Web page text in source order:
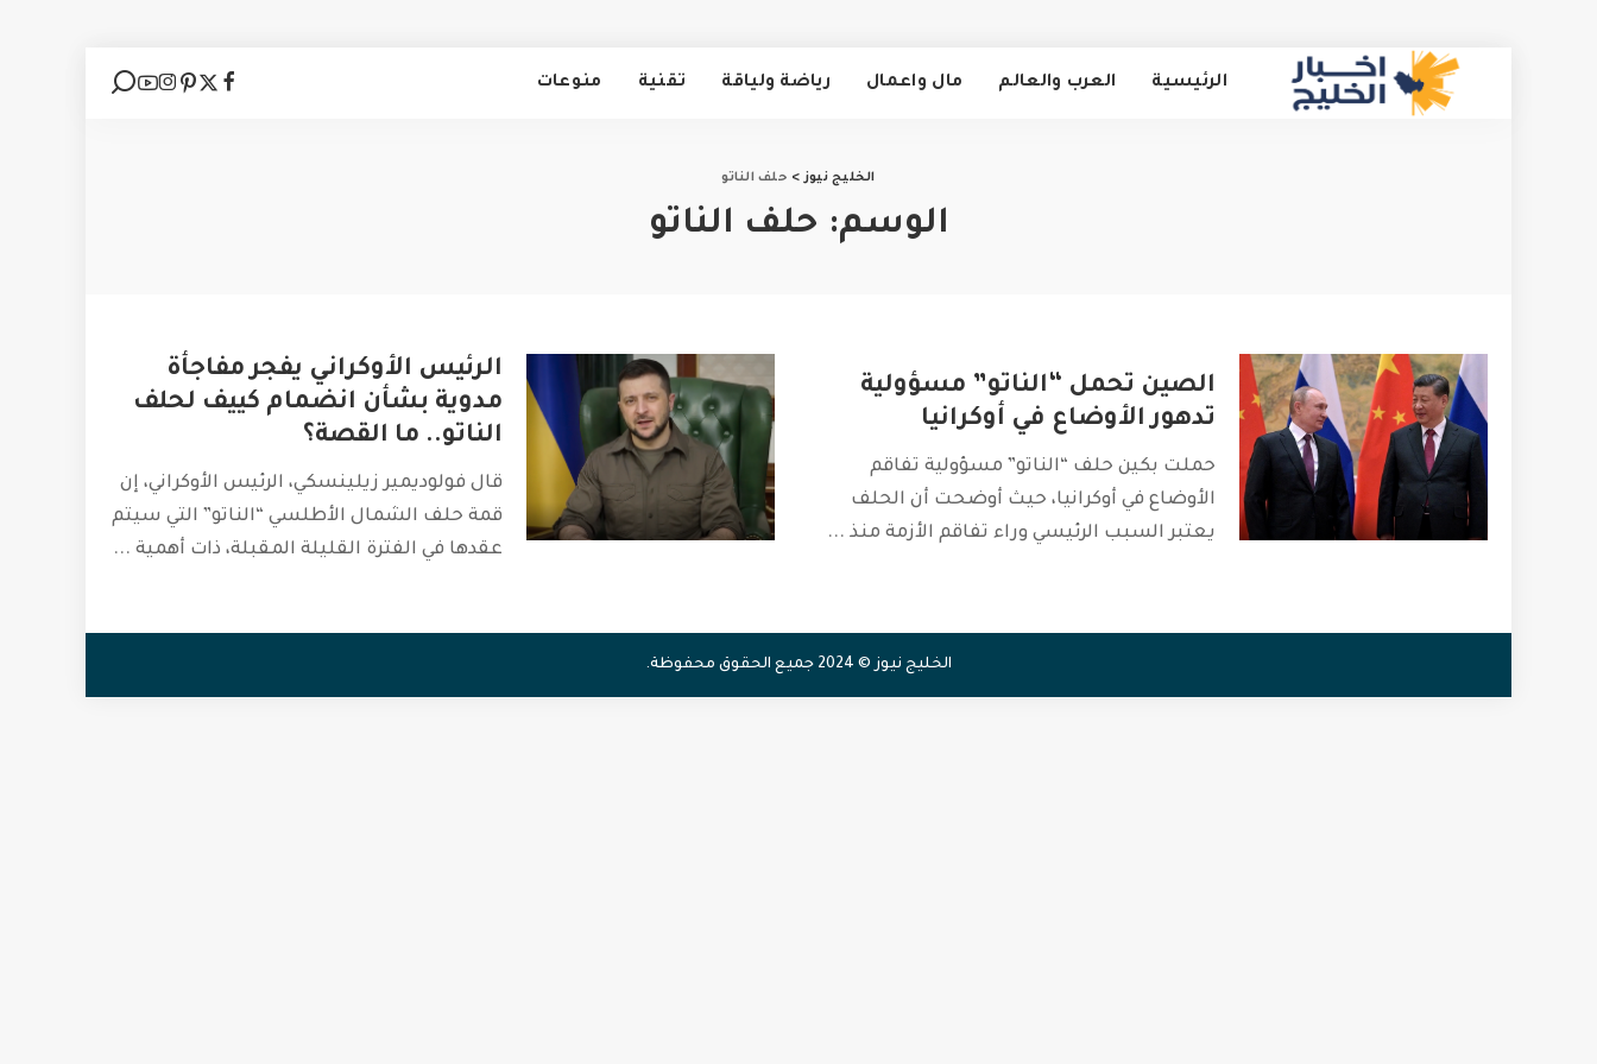
الرئيسية العرب والعالم مال واعمال رياضة ولياقة تقنية منوعات
الخليج نيوز> حلف الناتو
الوسم: حلف الناتو
الصين تحمل “الناتو” مسؤولية
تدهور الأوضاع في أوكرانيا
حملت بكين حلف “الناتو” مسؤولية تفاقم
الأوضاع في أوكرانيا، حيث أوضحت أن الحلف
يعتبر السبب الرئيسي وراء تفاقم الأزمة منذ ...
الرئيس الأوكراني يفجر مفاجأة
مدوية بشأن انضمام كييف لحلف
الناتو.. ما القصة؟
قال فولوديمير زيلينسكي، الرئيس الأوكراني، إن
قمة حلف الشمال الأطلسي “الناتو” التي سيتم
عقدها في الفترة القليلة المقبلة، ذات أهمية ...
الخليج نيوز © 2024 جميع الحقوق محفوظة.